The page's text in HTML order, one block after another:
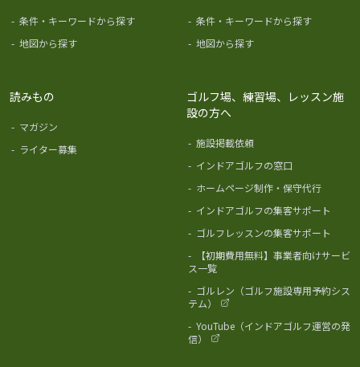
- 条件・キーワードから探す
- 地図から探す
- 条件・キーワードから探す
- 地図から探す
読みもの
- マガジン
- ライター募集
ゴルフ場、練習場、レッスン施
設の方へ
- 施設掲載依頼
- インドアゴルフの窓口
- ホームページ制作・保守代行
- インドアゴルフの集客サポート
- ゴルフレッスンの集客サポート
-
【初期費用無料】事業者向けサービ
ス一覧
- ゴルレン（ゴルフ施設専用予約シス
テム）
- YouTube（インドアゴルフ運営の発
信）